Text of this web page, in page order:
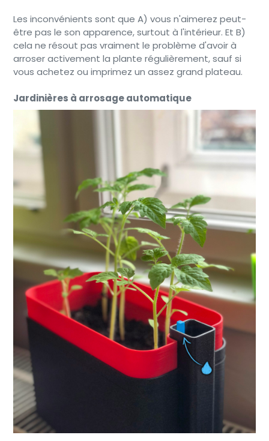
Les inconvénients sont que A) vous n'aimerez peut-
être pas le son apparence, surtout à l'intérieur. Et B)
cela ne résout pas vraiment le problème d'avoir à
arroser activement la plante régulièrement, sauf si
vous achetez ou imprimez un assez grand plateau.
Jardinières à arrosage automatique